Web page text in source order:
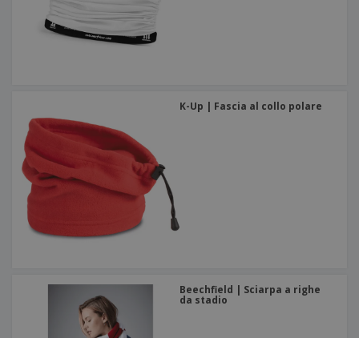
K-Up | Fascia al collo polare
Beechfield | Sciarpa a righe
da stadio